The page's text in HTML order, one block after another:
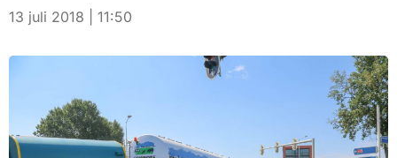
13 juli 2018 | 11:50